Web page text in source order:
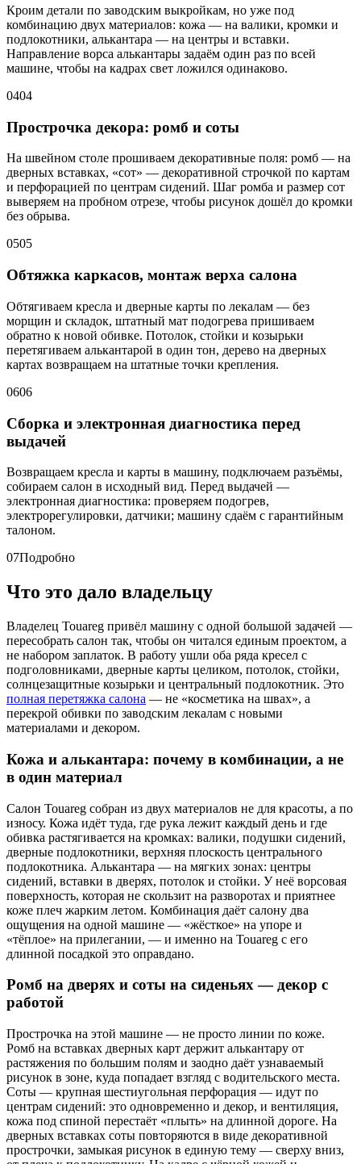
Кроим детали по заводским выкройкам, но уже под
комбинацию двух материалов: кожа — на валики, кромки и
подлокотники, алькантара — на центры и вставки.
Направление ворса алькантары задаём один раз по всей
машине, чтобы на кадрах свет ложился одинаково.
0404
Прострочка декора: ромб и соты
На швейном столе прошиваем декоративные поля: ромб — на
дверных вставках, «сот» — декоративной строчкой по картам
и перфорацией по центрам сидений. Шаг ромба и размер сот
выверяем на пробном отрезе, чтобы рисунок дошёл до кромки
без обрыва.
0505
Обтяжка каркасов, монтаж верха салона
Обтягиваем кресла и дверные карты по лекалам — без
морщин и складок, штатный мат подогрева пришиваем
обратно к новой обивке. Потолок, стойки и козырьки
перетягиваем алькантарой в один тон, дерево на дверных
картах возвращаем на штатные точки крепления.
0606
Сборка и электронная диагностика перед
выдачей
Возвращаем кресла и карты в машину, подключаем разъёмы,
собираем салон в исходный вид. Перед выдачей —
электронная диагностика: проверяем подогрев,
электрорегулировки, датчики; машину сдаём с гарантийным
талоном.
07Подробно
Что это дало владельцу
Владелец Touareg привёл машину с одной большой задачей —
пересобрать салон так, чтобы он читался единым проектом, а
не набором заплаток. В работу ушли оба ряда кресел с
подголовниками, дверные карты целиком, потолок, стойки,
солнцезащитные козырьки и центральный подлокотник. Это
полная перетяжка салона — не «косметика на швах», а
перекрой обивки по заводским лекалам с новыми
материалами и декором.
Кожа и алькантара: почему в комбинации, а не
в один материал
Салон Touareg собран из двух материалов не для красоты, а по
износу. Кожа идёт туда, где рука лежит каждый день и где
обивка растягивается на кромках: валики, подушки сидений,
дверные подлокотники, верхняя плоскость центрального
подлокотника. Алькантара — на мягких зонах: центры
сидений, вставки в дверях, потолок и стойки. У неё ворсовая
поверхность, которая не скользит на разворотах и приятнее
коже плеч жарким летом. Комбинация даёт салону два
ощущения на одной машине — «жёсткое» на упоре и
«тёплое» на прилегании, — и именно на Touareg с его
длинной посадкой это оправдано.
Ромб на дверях и соты на сиденьях — декор с
работой
Прострочка на этой машине — не просто линии по коже.
Ромб на вставках дверных карт держит алькантару от
растяжения по большим полям и заодно даёт узнаваемый
рисунок в зоне, куда попадает взгляд с водительского места.
Соты — крупная шестиугольная перфорация — идут по
центрам сидений: это одновременно и декор, и вентиляция,
кожа под спиной перестаёт «плыть» на длинной дороге. На
дверных вставках соты повторяются в виде декоративной
прострочки, замыкая рисунок в единую тему — сверху вниз,